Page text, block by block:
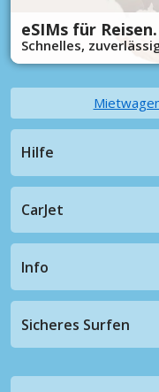
eSIMs für
Schnelles,
Hilfe
CarJet
Info
Sicheres Surfen